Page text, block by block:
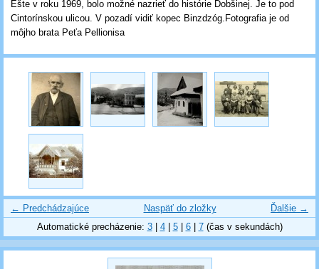
Ešte v roku 1969, bolo možné nazrieť do histórie Dobšinej. Je to pod
Cintorínskou ulicou. V pozadí vidiť kopec Binzdzóg.Fotografia je od
môjho brata Peťa Pellionisa
← Predchádzajúce Ďalšie →
Naspäť do zložky
Automatické precházenie: 3| 4| 5| 6| 7(čas v sekundách)